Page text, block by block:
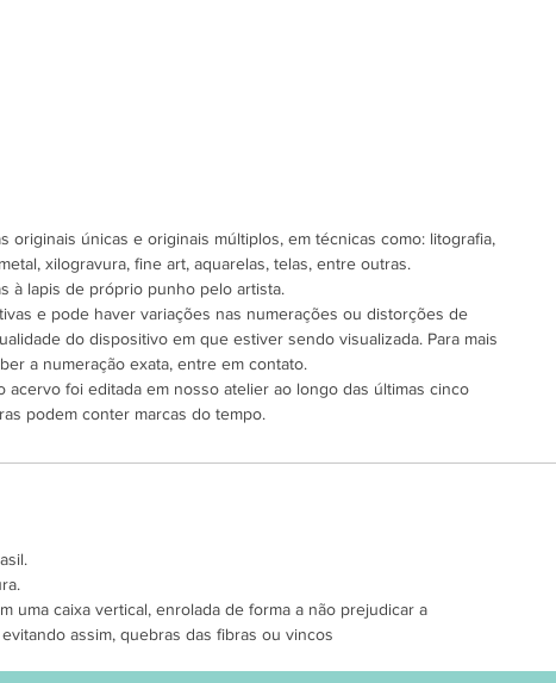
originais únicas e originais múltiplos, em técnicas como: litografia,
xilogravura, fine art, aquarelas, telas, entre outras.
à lapis de próprio punho pelo artista.
e pode haver variações nas numerações ou distorções de
do dispositivo em que estiver sendo visualizada. Para mais
a numeração exata, entre em contato.
acervo foi editada em nosso atelier ao longo das últimas cinco
podem conter marcas do tempo.
uma caixa vertical, enrolada de forma a não prejudicar a
assim, quebras das fibras ou vincos